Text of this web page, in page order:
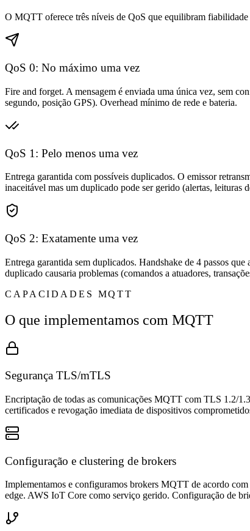
O MQTT oferece três níveis de QoS que equilibram
QoS 0: No máximo uma vez
Fire and forget. A mensagem é enviada uma única vez, sem
segundo, posição GPS). Overhead mínimo de rede e bateria.
QoS 1: Pelo menos uma vez
Entrega garantida com possíveis duplicados. O emissor
inaceitável mas um duplicado pode ser gerido (alertas, leituras
QoS 2: Exatamente uma vez
Entrega garantida sem duplicados. Handshake de 4 passos
duplicado causaria problemas (comandos a atuadores,
CAPACIDADES MQTT
O que implementamos com MQTT
Segurança TLS/mTLS
Encriptação de todas as comunicações MQTT com TLS 1.2/
certificados e revogação imediata de dispositivos
Configuração e clustering de brokers
Implementamos e configuramos brokers MQTT de acordo
edge. AWS IoT Core como serviço gerido. Configuração de